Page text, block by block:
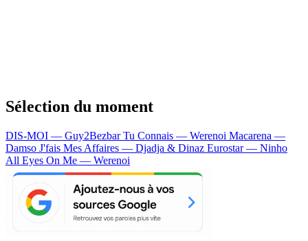
Sélection du moment
DIS-MOI — Guy2BezbarTu Connais — Werenoi Macarena —
Damso J'fais Mes Affaires — Djadja & Dinaz Eurostar — Ninho
All Eyes On Me — Werenoi